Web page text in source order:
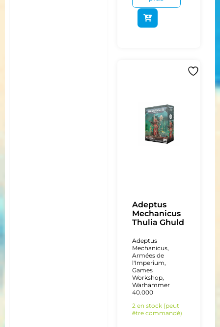
Adeptus
Mechanicus
Thulia Ghuld
Adeptus
Mechanicus,
Armées de
l'Imperium,
Games
Workshop,
Warhammer
40.000
2 en stock (peut
être commandé)